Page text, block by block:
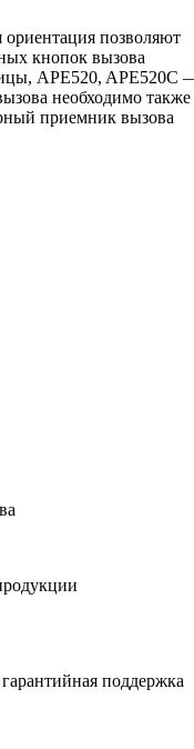
позволяют
кнопок вызова
APE520, APE520C
необходимо также
приемник вызова